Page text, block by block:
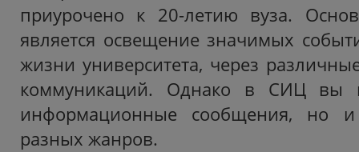
приурочено к 20-летию вуза.
является освещение значимых
жизни университета, через
коммуникаций. Однако в СИЦ вы
информационные сообщения, но и
разных жанров.